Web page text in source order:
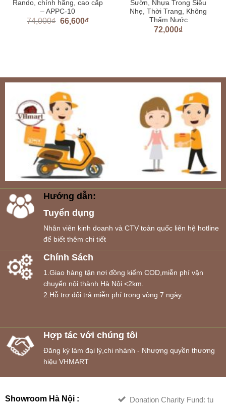
Rando, chính hãng, cao cấp
– APPC-10
74,000₫ 66,600₫
Sườn, Nhựa Trong Siêu
Nhẹ, Thời Trang, Không
Thấm Nước
72,000₫
Hướng dẫn:
Tuyển dụng
Nhân viên kinh doanh và CTV toàn quốc liên hệ hotline
để biết thêm chi tiết
Chính Sách
1.Giao hàng tận nơi đồng kiểm COD,miễn phí vận
chuyển nội thành Hà Nội <2km.
2.Hỗ trợ đổi trả miễn phí trong vòng 7 ngày.
Hợp tác với chúng tôi
Đăng ký làm đại lý,chi nhánh - Nhượng quyền thương
hiệu VHMART
Showroom Hà Nội :
Donation Charity Fund: tu